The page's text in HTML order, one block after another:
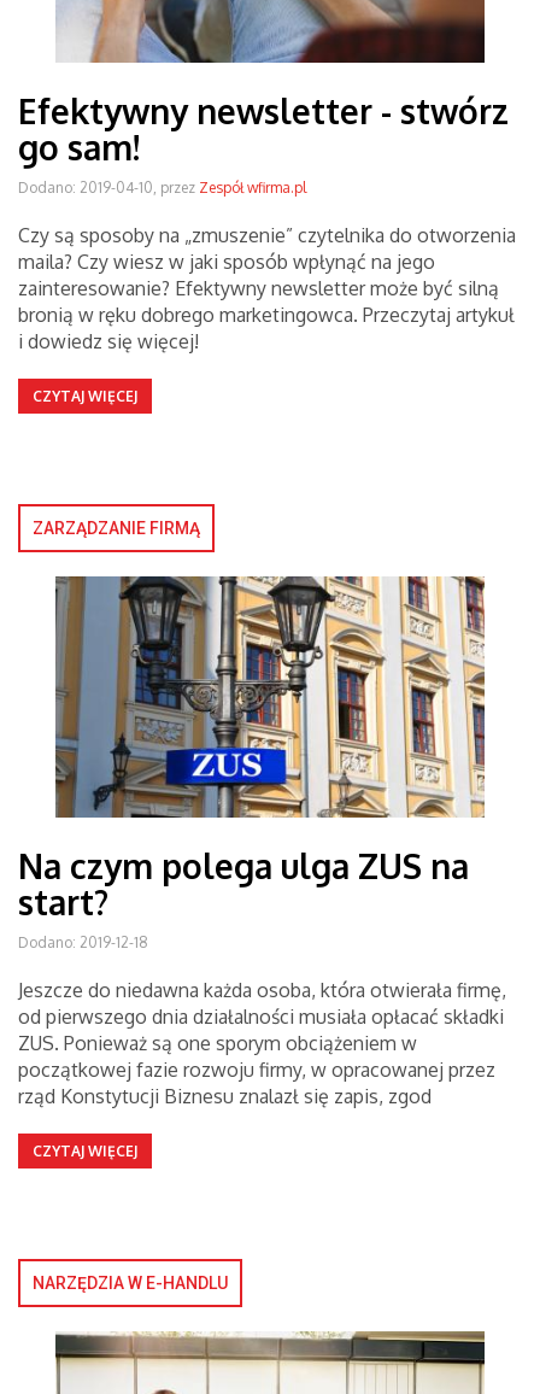
Efektywny newsletter - stwórz
go sam!
Dodano: 2019-04-10, przez Zespół wfirma.pl
Czy są sposoby na „zmuszenie” czytelnika do otworzenia
maila? Czy wiesz w jaki sposób wpłynąć na jego
zainteresowanie? Efektywny newsletter może być silną
bronią w ręku dobrego marketingowca. Przeczytaj artykuł
i dowiedz się więcej!
CZYTAJ WIĘCEJ
ZARZĄDZANIE FIRMĄ
Na czym polega ulga ZUS na
start?
Dodano: 2019-12-18
Jeszcze do niedawna każda osoba, która otwierała firmę,
od pierwszego dnia działalności musiała opłacać składki
ZUS. Ponieważ są one sporym obciążeniem w
początkowej fazie rozwoju firmy, w opracowanej przez
rząd Konstytucji Biznesu znalazł się zapis, zgod
CZYTAJ WIĘCEJ
NARZĘDZIA W E-HANDLU